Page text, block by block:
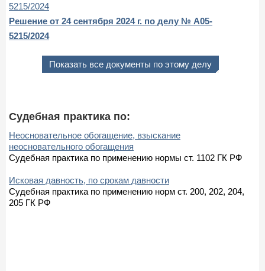
5215/2024
Решение от 24 сентября 2024 г. по делу № А05-
5215/2024
Показать все документы по этому делу
Судебная практика по:
Неосновательное обогащение, взыскание
неосновательного обогащения
Судебная практика по применению нормы ст. 1102 ГК РФ
Исковая давность, по срокам давности
Судебная практика по применению норм ст. 200, 202, 204,
205 ГК РФ